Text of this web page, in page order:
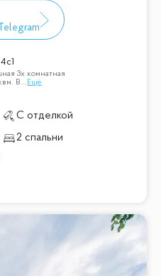
3х комнатная
В... Ещё
С отделкой
2 спальни